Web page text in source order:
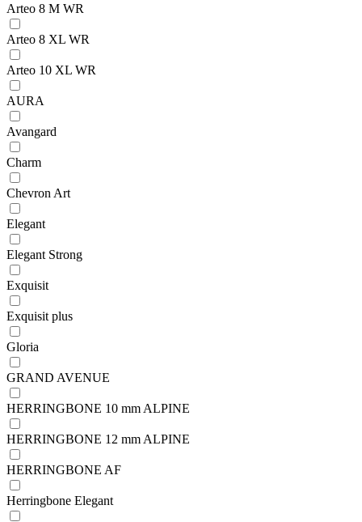
Arteo 8 M WR
Arteo 8 XL WR
Arteo 10 XL WR
AURA
Avangard
Charm
Chevron Art
Elegant
Elegant Strong
Exquisit
Exquisit plus
Gloria
GRAND AVENUE
HERRINGBONE 10 mm ALPINE
HERRINGBONE 12 mm ALPINE
HERRINGBONE AF
Herringbone Elegant